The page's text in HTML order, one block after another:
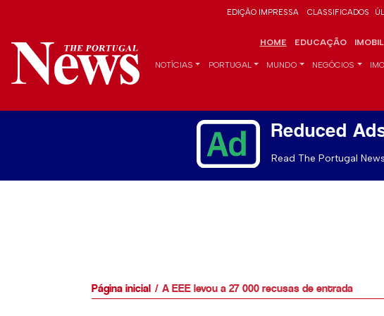
EDIÇÃO IMPRESSA CLASSIFICADOS
HOME EDUCAÇÃO
NOTÍCIAS PORTUGAL MUNDO NEGÓCIOS
Reduced
Read The Portugal
Página inicial A EEE levou a 27 000 recusas de entrada